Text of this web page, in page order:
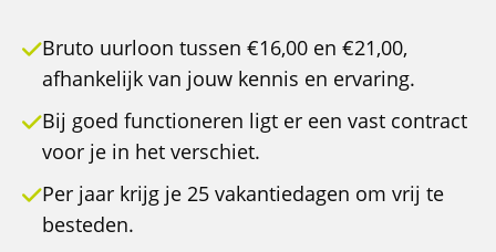
Bruto uurloon tussen €16,00 en €21,00,
afhankelijk van jouw kennis en ervaring.
Bij goed functioneren ligt er een vast contract
voor je in het verschiet.
Per jaar krijg je 25 vakantiedagen om vrij te
besteden.